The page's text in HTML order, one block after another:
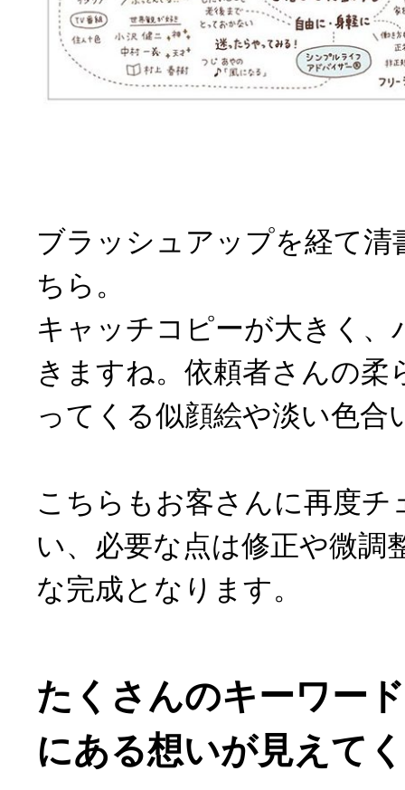
ブラッシュアップを経て
ちら。
キャッチコピーが大きく、
きますね。依頼者さんの柔
ってくる似顔絵や淡い色合
こちらもお客さんに再度チ
い、必要な点は修正や微調
な完成となります。
たくさんのキーワー
にある想いが見えて